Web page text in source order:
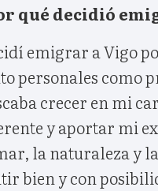
qué decidió
emigrar a Vigo
personales como
crecer en mi
y aportar mi
la naturaleza y
bien y con